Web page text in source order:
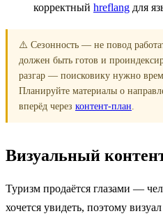
корректный hreflang для
⚠️ Сезонность — не повод
должен быть готов и
разгар — поисковику нужно
Планируйте материалы о
вперёд через контент-план
Визуальный
Туризм продаётся глазами —
хочется увидеть, поэтому